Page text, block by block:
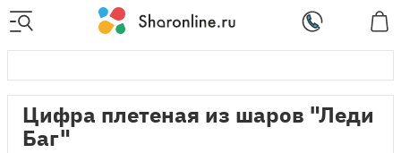
Цифра плетеная из шаров "Леди
Баг"